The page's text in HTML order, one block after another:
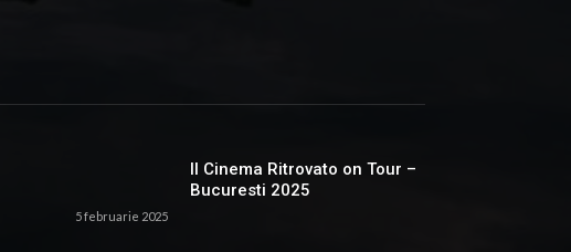
Il Cinema Ritrovato on Tour –
Bucuresti 2025
5 februarie 2025